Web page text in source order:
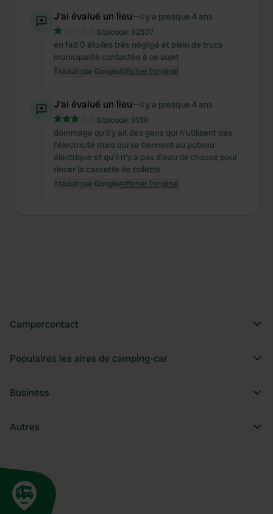
J'ai évalué un lieu—il y a presque 4 ans
Sitecode: 92507
en fait 0 étoiles très négligé et plein de trucs
municipalité contactée à ce sujet
Traduit par GoogleAfficher l'original
J'ai évalué un lieu—il y a presque 4 ans
Sitecode: 9139
dommage qu'il y ait des gens qui n'utilisent pas
l'électricité mais qui se tiennent au poteau
électrique et qu'il n'y a pas d'eau de chasse pour
rincer la cassette de toilette
Traduit par GoogleAfficher l'original
Campercontact
Populaires les aires de camping-car
Business
Autres